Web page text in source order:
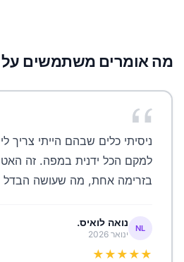
מה אומרים משתמשים על
ניסיתי כלים שבהם הייתי צריך
למקם הכל ידנית במפה. זה האט
בזרימה אחת, מה שעושה הבדל
NL נואה לואיס.
ינואר 2026
★★★★★